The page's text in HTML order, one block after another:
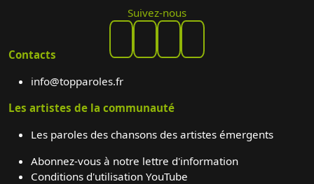
Suivez-nous
Contacts
info@topparoles.fr
Les artistes de la communauté
Les paroles des chansons des artistes émergents
Abonnez-vous à notre lettre d'information
Conditions d'utilisation YouTube